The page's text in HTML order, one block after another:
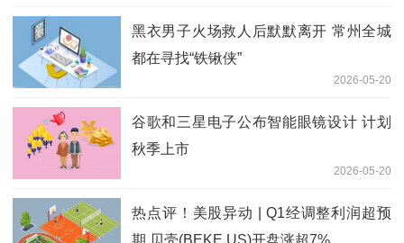
黑衣男子火场救人后默默离开 常州全城
都在寻找“铁锹侠”
2026-05-20
谷歌和三星电子公布智能眼镜设计 计划
秋季上市
2026-05-20
热点评！美股异动 | Q1经调整利润超预